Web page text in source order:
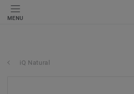
MENU
iQ Natural